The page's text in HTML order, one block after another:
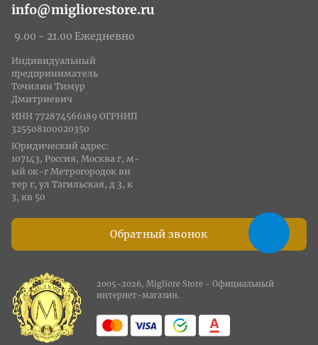
info@migliorestore.ru
9.00 - 21.00 Ежедневно
Обратный звонок
Индивидуальный
предприниматель
Точилин Тимур
Дмитриевич
ИНН 772874566189 ОГРНИП
325508100020350
Юридический адрес:
107143, Россия, Москва г, м-
ый ок-г Метрогородок вн
тер г, ул Тагильская, д 3, к
3, кв 50
2005-2026, Migliore Store - Официальный
интернет-магазин.